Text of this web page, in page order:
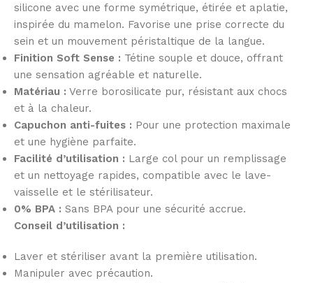
silicone avec une forme symétrique, étirée et aplatie,
inspirée du mamelon. Favorise une prise correcte du
sein et un mouvement péristaltique de la langue.
Finition Soft Sense : Tétine souple et douce, offrant
une sensation agréable et naturelle.
Matériau : Verre borosilicate pur, résistant aux chocs
et à la chaleur.
Capuchon anti-fuites : Pour une protection maximale
et une hygiène parfaite.
Facilité d’utilisation : Large col pour un remplissage
et un nettoyage rapides, compatible avec le lave-
vaisselle et le stérilisateur.
0% BPA : Sans BPA pour une sécurité accrue.
Conseil d’utilisation :
Laver et stériliser avant la première utilisation.
Manipuler avec précaution.